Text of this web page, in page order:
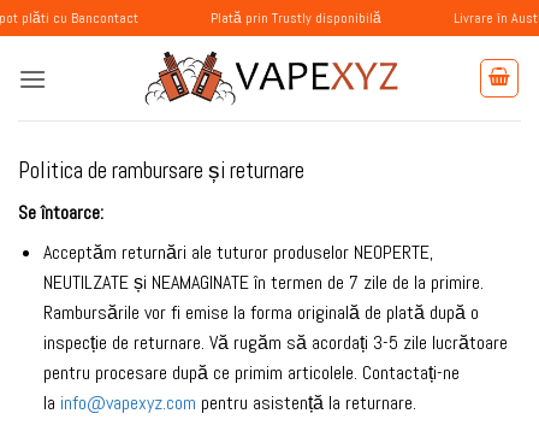
Skip
to
content
Bancontact Plată prin Trustly disponibilă Livrare în Austria,
Politica de rambursare și returnare
Se întoarce:
Acceptăm returnări ale tuturor produselor NEOPERTE,
NEUTILZATE și NEAMAGINATE în termen de 7 zile de la primire.
Rambursările vor fi emise la forma originală de plată după o
inspecție de returnare. Vă rugăm să acordați 3-5 zile lucrătoare
pentru procesare după ce primim articolele. Contactați-ne
la info@vapexyz.com pentru asistență la returnare.